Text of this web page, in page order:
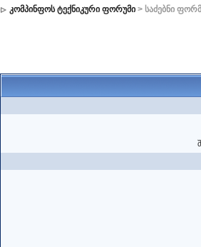
კომპინფოს ტექნიკური ფორუმი > საძებნი